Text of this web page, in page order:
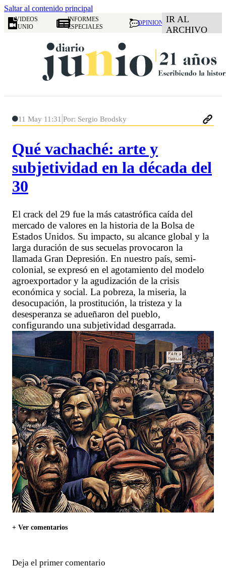
Saltar al contenido principal
VIDEOS
JUNIO
INFORMES
ESPECIALES
OPINION IR AL
ARCHIVO
11 May 11:31 Por: Sergio Brodsky
Qué vachaché: arte y
subjetividad en la década del
30
El crack del 29 fue la más catastrófica caída del
mercado de valores en la historia de la Bolsa de
Estados Unidos. Su impacto, su alcance global y la
larga duración de sus secuelas provocaron la
llamada Gran Depresión. En nuestro país, semi-
colonial, se expresó en el agotamiento del modelo
agroexportador y la agudización de la crisis
económica y social. La pobreza, la miseria, la
desocupación, la prostitución, la tristeza y la
desesperanza se adueñaron del pueblo,
configurando una subjetividad desgarrada.
+ Ver comentarios
Deja el primer comentario